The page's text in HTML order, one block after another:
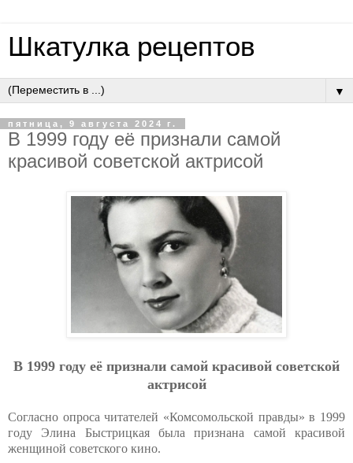
Шкатулка рецептов
▼
пятница, 9 августа 2024 г.
В 1999 году её признали самой
красивой советской актрисой
В 1999 году её признали самой красивой советской
актрисой
Согласно опроса читателей «Комсомольской правды» в 1999
году Элина Быстрицкая была признана самой красивой
женщиной советского кино.